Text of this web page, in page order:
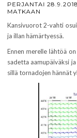
PERJANTAI
MATKAAN
Kansivuorot 2-vahti
ja illan hämärtyessä.
Ennen merelle lähtöä
sadetta aamupäiväksi
sillä tornadojen hännät